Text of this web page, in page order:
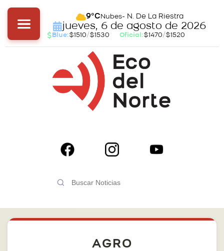
9°C Nubes- N. De La Riestra
jueves, 6 de agosto de 2026
Blue:$1510/$1530 Oficial:$1470/$1520
AGRO